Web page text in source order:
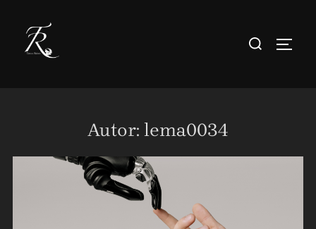
Inhalt
springen
Suchen
Autor: lema0034